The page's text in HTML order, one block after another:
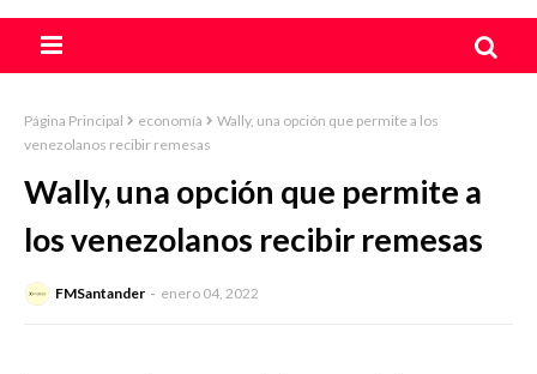
Página Principal economía
Wally, una opción que permite a los
venezolanos recibir remesas
Wally, una opción que permite a
los venezolanos recibir remesas
FMSantander enero 04, 2022